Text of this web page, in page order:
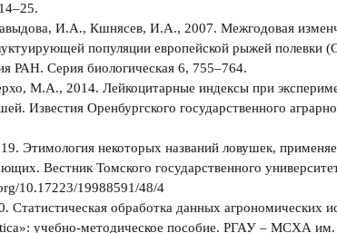
И.А., Кшнясев, И.А., 2007. Межгодовая
популяции европейской рыжей полевки
РАН. Серия биологическая 6, 755‒764.
М.А., 2014. Лейкоцитарные индексы при
Известия Оренбургского государственного
Этимология некоторых названий ловушек,
Вестник Томского государственного
10.17223/19988591/48/4
Статистическая обработка данных агрономических
учебно-методическое пособие. РГАУ – МСХА